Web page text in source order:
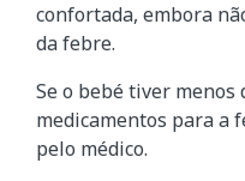
confortada, embora
da febre.
Se o bebé tiver menos
medicamentos para a
pelo médico.